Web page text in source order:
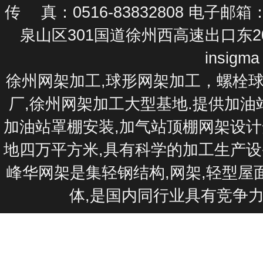
传 真：0516-83832808 电子邮箱
泉山区301国道徐州西高速出口东
徐州网架加工,球形网架加工，螺栓
厂,徐州网架加工大型基地.提供加
加油站罩棚安装,加气站顶棚网架设
地四万平方米,具有科学的加工生产
峰华网架是集轻钢结构,网架,轻型
体,是国内同行业具有竞争